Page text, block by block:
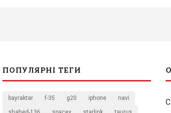
ПОПУЛЯРНІ ТЕГИ
bayraktar f-35 g20 iphone navi